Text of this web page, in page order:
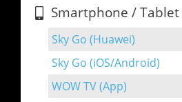
Smartphone / Tablet
Sky Go (Huawei)
Sky Go (iOS/Android)
WOW TV (App)